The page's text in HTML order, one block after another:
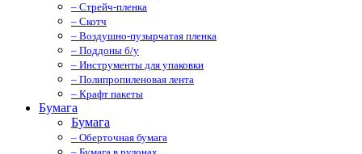
– Стрейч-пленка
– Скотч
– Воздушно-пузырчатая пленка
– Поддоны б/у
– Инструменты для упаковки
– Полипропиленовая лента
– Крафт пакеты
Бумага
Бумага
– Оберточная бумага